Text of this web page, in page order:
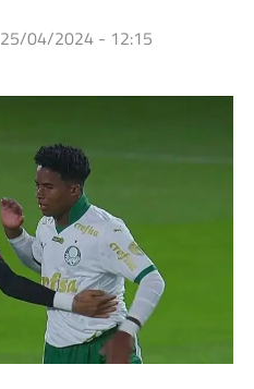
25/04/2024 - 12:15